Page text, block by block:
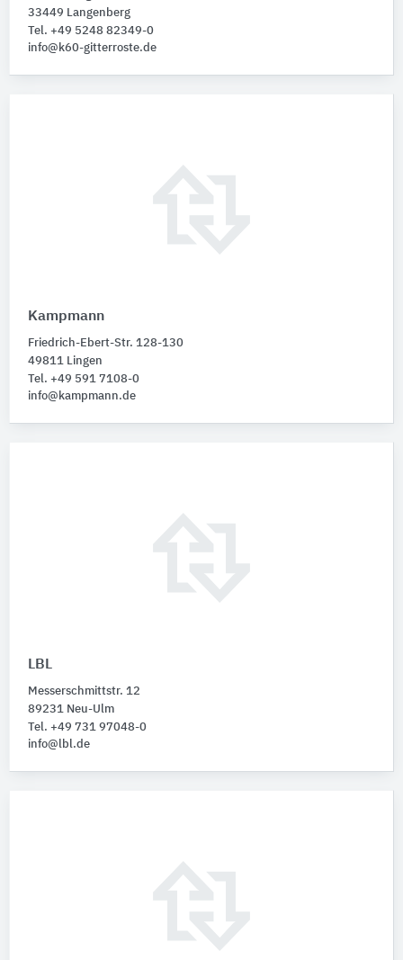
33449 Langenberg
Tel. +49 5248 82349-0
info@k60-gitterroste.de
Kampmann
Friedrich-Ebert-Str. 128-130
49811 Lingen
Tel. +49 591 7108-0
info@kampmann.de
LBL
Messerschmittstr. 12
89231 Neu-Ulm
Tel. +49 731 97048-0
info@lbl.de